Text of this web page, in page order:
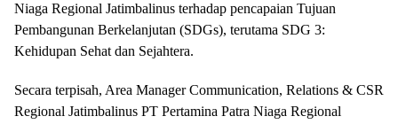
Niaga Regional Jatimbalinus terhadap pencapaian Tujuan
Pembangunan Berkelanjutan (SDGs), terutama SDG 3:
Kehidupan Sehat dan Sejahtera.
Secara terpisah, Area Manager Communication, Relations & CSR
Regional Jatimbalinus PT Pertamina Patra Niaga Regional